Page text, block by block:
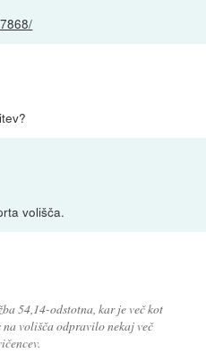
volišča.
54,14-odstotna, kar je več kot
volišča odpravilo nekaj več